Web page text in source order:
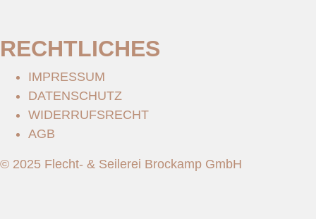
RECHTLICHES
IMPRESSUM
DATENSCHUTZ
WIDERRUFSRECHT
AGB
© 2025 Flecht- & Seilerei Brockamp GmbH